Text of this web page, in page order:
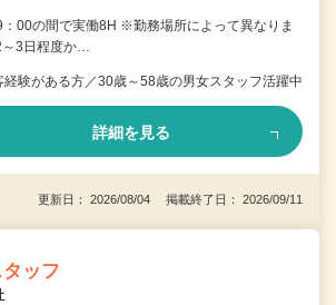
00の間で実働8H ※勤務場所によって異なりま
3日程度か…
経験がある方／30歳～58歳の男女スタッフ活躍中
詳細を見る
更新日： 2026/08/04 掲載終了日： 2026/09/11
ッフ